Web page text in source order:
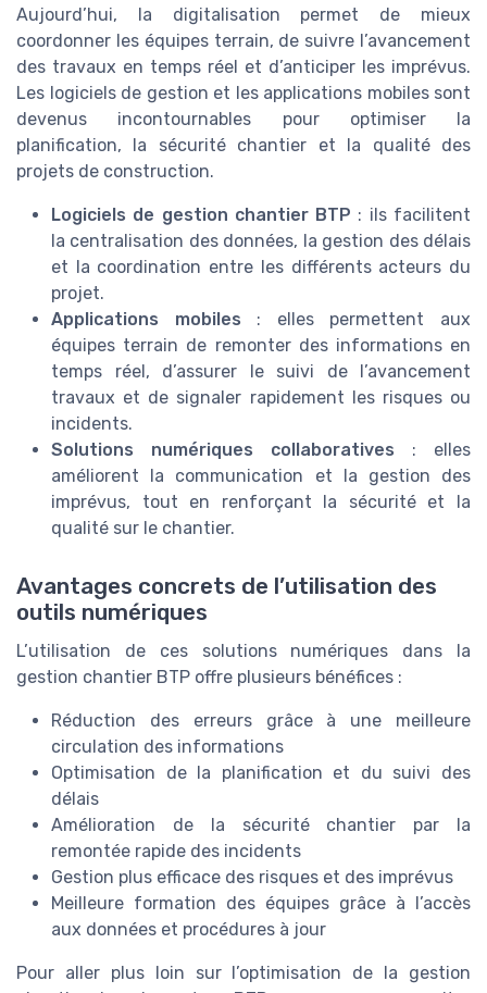
Aujourd’hui, la digitalisation permet de mieux
coordonner les équipes terrain, de suivre l’avancement
des travaux en temps réel et d’anticiper les imprévus.
Les logiciels de gestion et les applications mobiles sont
devenus incontournables pour optimiser la
planification, la sécurité chantier et la qualité des
projets de construction.
Logiciels de gestion chantier BTP : ils facilitent
la centralisation des données, la gestion des délais
et la coordination entre les différents acteurs du
projet.
Applications mobiles : elles permettent aux
équipes terrain de remonter des informations en
temps réel, d’assurer le suivi de l’avancement
travaux et de signaler rapidement les risques ou
incidents.
Solutions numériques collaboratives : elles
améliorent la communication et la gestion des
imprévus, tout en renforçant la sécurité et la
qualité sur le chantier.
Avantages concrets de l’utilisation des
outils numériques
L’utilisation de ces solutions numériques dans la
gestion chantier BTP offre plusieurs bénéfices :
Réduction des erreurs grâce à une meilleure
circulation des informations
Optimisation de la planification et du suivi des
délais
Amélioration de la sécurité chantier par la
remontée rapide des incidents
Gestion plus efficace des risques et des imprévus
Meilleure formation des équipes grâce à l’accès
aux données et procédures à jour
Pour aller plus loin sur l’optimisation de la gestion